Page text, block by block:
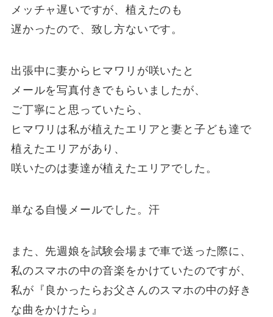
メッチャ遅いですが、植えたのも
遅かったので、致し方ないです。
出張中に妻からヒマワリが咲いたと
メールを写真付きでもらいましたが、
ご丁寧にと思っていたら、
ヒマワリは私が植えたエリアと妻と子ども達で
植えたエリアがあり、
咲いたのは妻達が植えたエリアでした。
単なる自慢メールでした。汗
また、先週娘を試験会場まで車で送った際に、
私のスマホの中の音楽をかけていたのですが、
私が『良かったらお父さんのスマホの中の好き
な曲をかけたら』